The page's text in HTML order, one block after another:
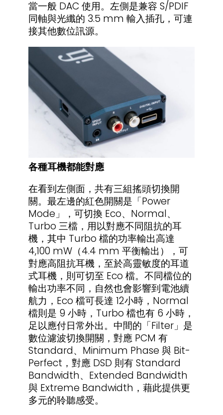
當一般 DAC 使用。左側是兼容 S/PDIF
同軸與光纖的 3.5 mm 輸入插孔，可連
接其他數位訊源。
各種耳機都能對應
在看到左側面，共有三組搖頭切換開
關。最左邊的紅色開關是「Power
Mode」，可切換 Eco、Normal、
Turbo 三檔，用以對應不同阻抗的耳
機，其中 Turbo 檔的功率輸出高達
4,100 mW（4.4 mm 平衡輸出），可
對應高阻抗耳機，至於高靈敏度的耳道
式耳機，則可切至 Eco 檔。不同檔位的
輸出功率不同，自然也會影響到電池續
航力，Eco 檔可長達 12小時，Normal
檔則是 9 小時，Turbo 檔也有 6 小時，
足以應付日常外出。中間的「Filter」是
數位濾波切換開關，對應 PCM 有
Standard、Minimum Phase 與 Bit-
Perfect，對應 DSD 則有 Standard
Bandwidth、Extended Bandwidth
與 Extreme Bandwidth，藉此提供更
多元的聆聽感受。